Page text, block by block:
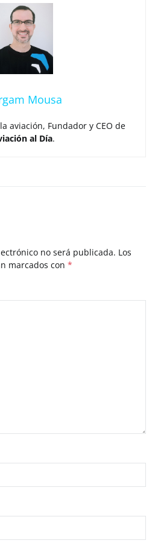
Mousa
aviación, Fundador y CEO de
al Día.
no será publicada. Los
marcados con *